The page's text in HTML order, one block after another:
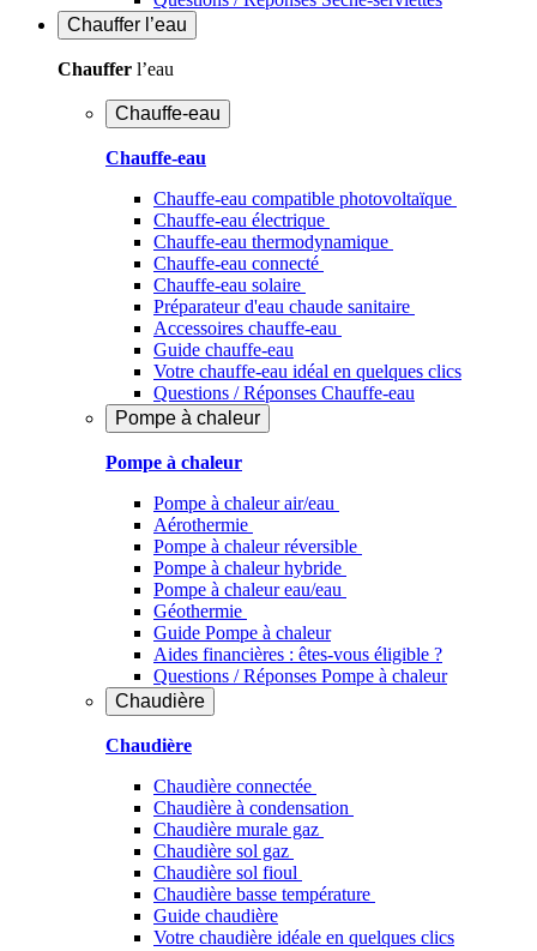
Chauffer l’eau
Chauffer l’eau
Chauffe-eau
Chauffe-eau
Chauffe-eau compatible photovoltaïque
Chauffe-eau électrique
Chauffe-eau thermodynamique
Chauffe-eau connecté
Chauffe-eau solaire
Préparateur d'eau chaude sanitaire
Accessoires chauffe-eau
Guide chauffe-eau
Votre chauffe-eau idéal en quelques clics
Questions / Réponses Chauffe-eau
Pompe à chaleur
Pompe à chaleur
Pompe à chaleur air/eau
Aérothermie
Pompe à chaleur réversible
Pompe à chaleur hybride
Pompe à chaleur​ eau/eau
Géothermie
Guide Pompe à chaleur
Aides financières : êtes-vous éligible ?
Questions / Réponses Pompe à chaleur
Chaudière
Chaudière
Chaudière connectée
Chaudière à condensation
Chaudière murale gaz
Chaudière sol gaz
Chaudière sol fioul
Chaudière basse température
Guide chaudière
Votre chaudière idéale en quelques clics